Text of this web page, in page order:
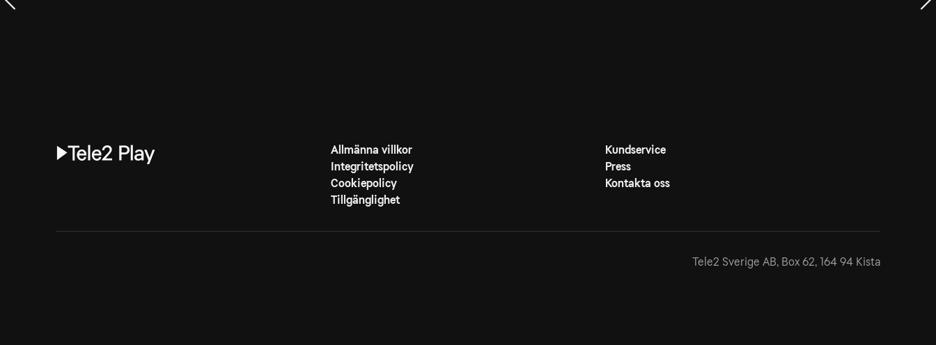
Allmänna villkor
Integritetspolicy
Cookiepolicy
Tillgänglighet
Kundservice
Press
Kontakta oss
Tele2 Sverige AB, Box 62, 164 94 Kista